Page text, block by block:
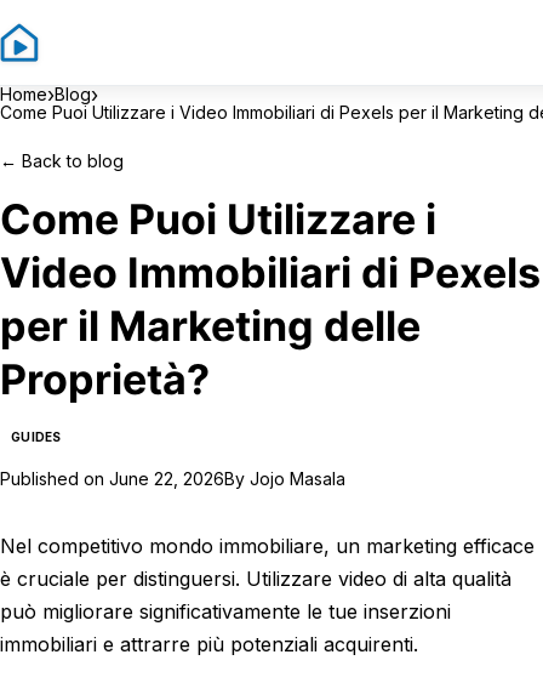
Home›Blog›
Come Puoi Utilizzare i Video Immobiliari di Pexels per il Marketing
← Back to blog
Come Puoi Utilizzare i
Video Immobiliari di Pexels
per il Marketing delle
Proprietà?
GUIDES
Published on June 22, 2026By Jojo Masala
Nel competitivo mondo immobiliare, un marketing efficace
è cruciale per distinguersi. Utilizzare video di alta qualità
può migliorare significativamente le tue inserzioni
immobiliari e attrarre più potenziali acquirenti.